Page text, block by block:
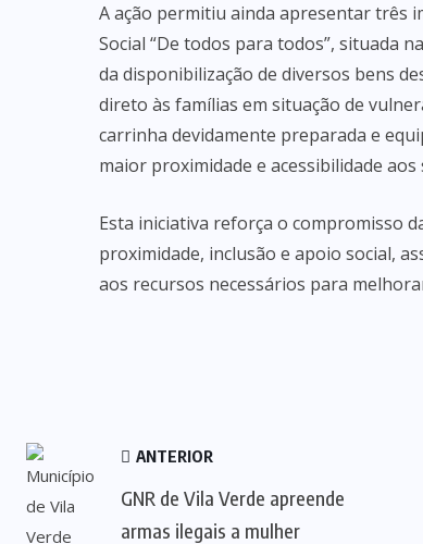
A ação permitiu ainda apresentar três
Social “De todos para todos”, situada
da disponibilização de diversos bens
direto às famílias em situação de
carrinha devidamente preparada e
maior proximidade e acessibilidade
Esta iniciativa reforça o compromisso
proximidade, inclusão e apoio social,
aos recursos necessários para
ANTERIOR
GNR de Vila Verde apreende
armas ilegais a mulher